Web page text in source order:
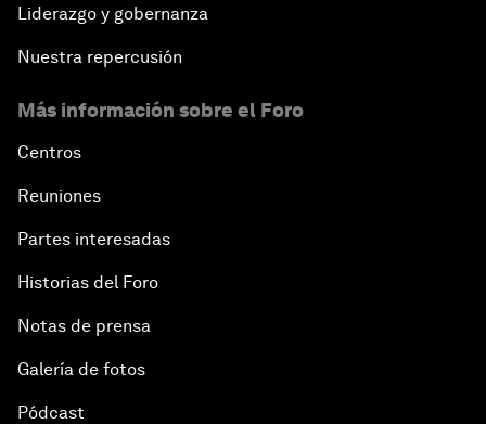
Liderazgo y gobernanza
Nuestra repercusión
Más información sobre el Foro
Centros
Reuniones
Partes interesadas
Historias del Foro
Notas de prensa
Galería de fotos
Pódcast